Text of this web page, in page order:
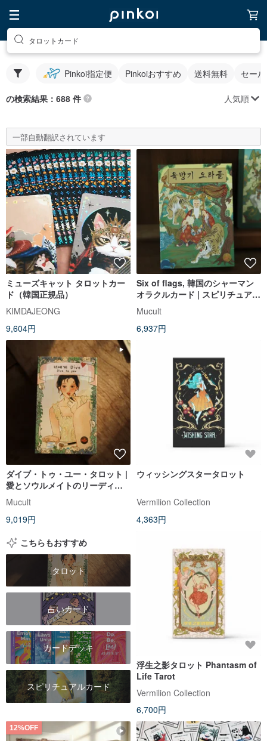
タロットカード
Pinkoi指定便 Pinkoiおすすめ 送料無料 セー
の検索結果：688 件 人気順
一部自動翻訳されています
ミューズキャット タロットカー
ド（韓国正規品）
KIMDAJEONG
9,604円
Six of flags, 韓国のシャーマン
オラクルカード | スピリチュアル
ガイダンス 占いカード
Mucult
6,937円
ダイブ・トゥ・ユー・タロット |
愛とソウルメイトのリーディン
グのためのロマンチックなタロ
ットデッキ
Mucult
9,019円
ウィッシングスタータロット
Vermilion Collection
4,363円
こちらもおすすめ
タロット
占いカード
カードデッキ
スピリチュアルカード
浮生之影タロット Phantasm of
Life Tarot
Vermilion Collection
6,700円
12%OFF